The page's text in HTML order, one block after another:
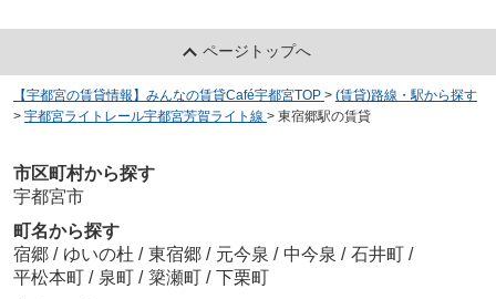
ページトップへ
【宇都宮の賃貸情報】みんなの賃貸Café宇都宮TOP > (賃貸)路線・駅から探す
> 宇都宮ライトレール宇都宮芳賀ライト線 > 東宿郷駅の賃貸
市区町村から探す
宇都宮市
町名から探す
宿郷 / ゆいの杜 / 東宿郷 / 元今泉 / 中今泉 / 石井町 /
平松本町 / 泉町 / 簗瀬町 / 下栗町